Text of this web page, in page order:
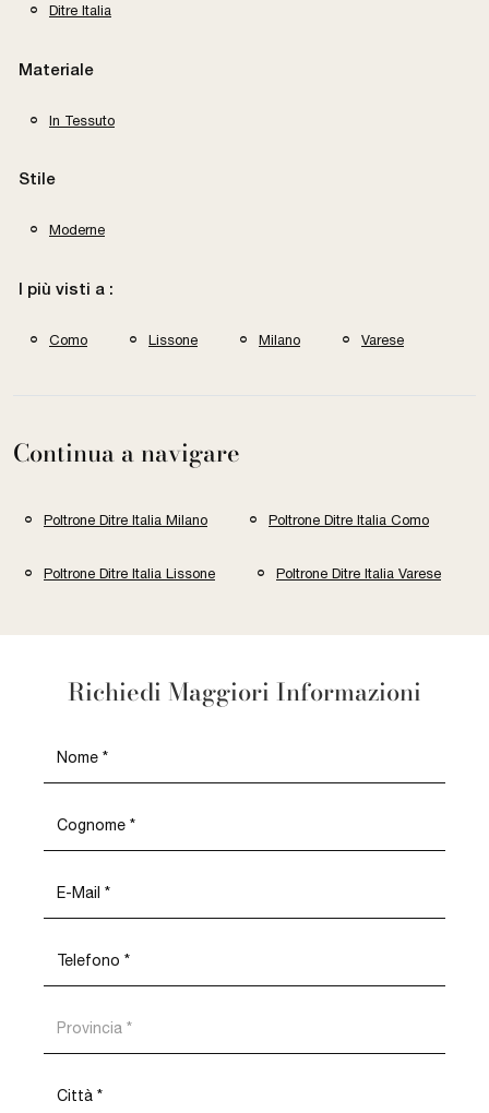
Ditre Italia
Materiale
In Tessuto
Stile
Moderne
I più visti a :
Como Lissone Milano Varese
Continua a navigare
Poltrone Ditre Italia Milano Poltrone Ditre Italia Como
Poltrone Ditre Italia Lissone Poltrone Ditre Italia Varese
Richiedi Maggiori Informazioni